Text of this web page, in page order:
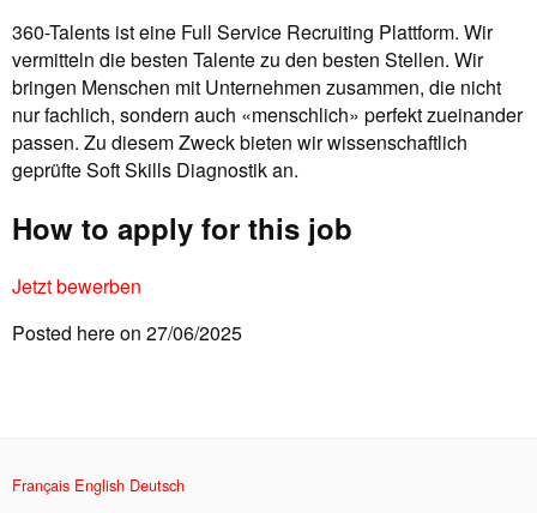
360-Talents ist eine Full Service Recruiting Plattform. Wir
vermitteln die besten Talente zu den besten Stellen. Wir
bringen Menschen mit Unternehmen zusammen, die nicht
nur fachlich, sondern auch «menschlich» perfekt zueinander
passen. Zu diesem Zweck bieten wir wissenschaftlich
geprüfte Soft Skills Diagnostik an.
How to apply for this job
Jetzt bewerben
Posted here on 27/06/2025
Français English Deutsch